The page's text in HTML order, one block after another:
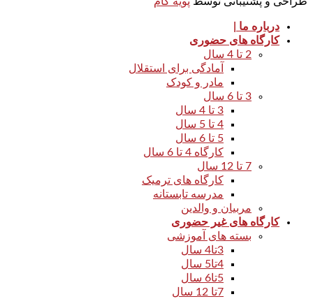
درباره ما |
کارگاه های حضوری
2 تا 4 سال
آمادگی برای استقلال
مادر و کودک
3 تا 6 سال
3 تا 4 سال
4 تا 5 سال
5 تا 6 سال
کارگاه 4 تا 6 سال
7 تا 12 سال
کارگاه های ترمیک
مدرسه تابستانه
مربیان و والدین
کارگاه های غیر حضوری
بسته های آموزشی
3تا4 سال
4تا5 سال
5تا6 سال
7تا 12 سال